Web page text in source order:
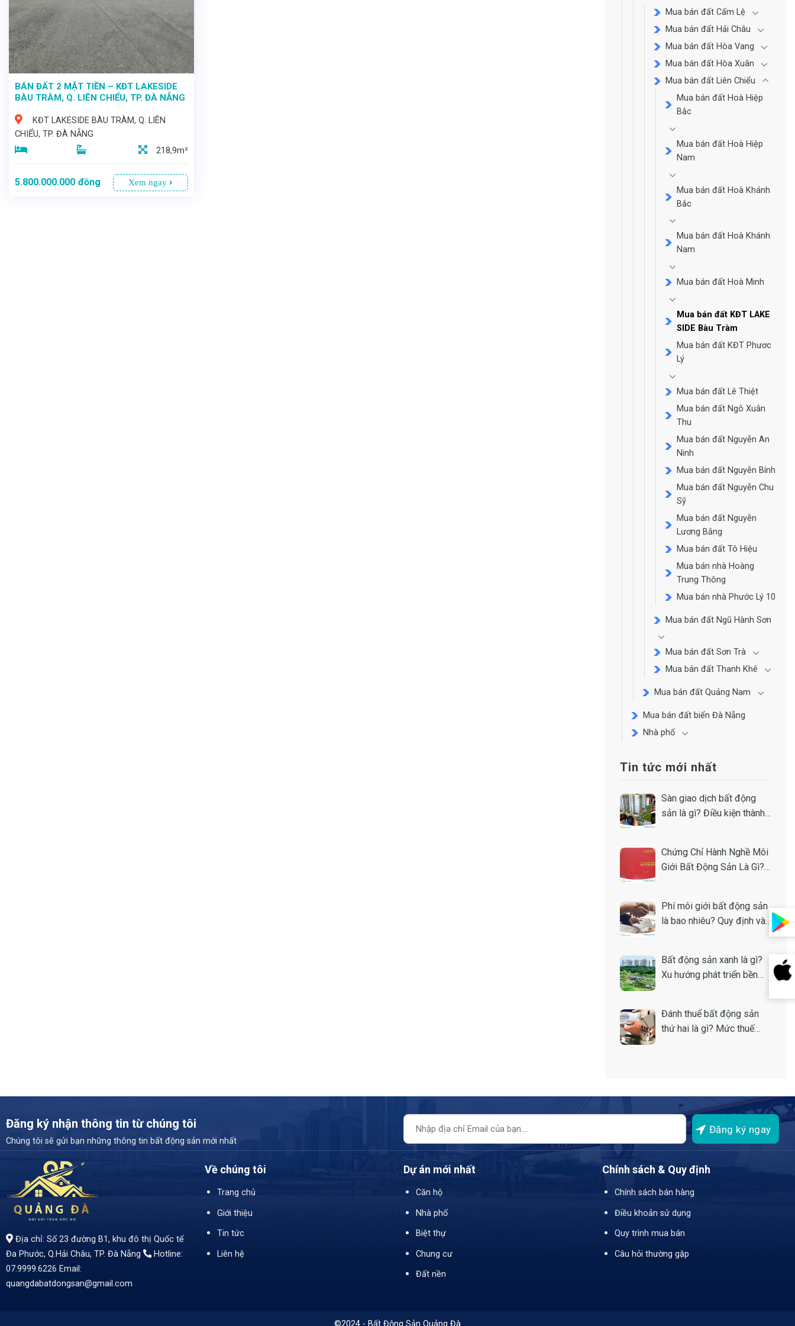
BÁN ĐẤT 2 MẶT TIỀN – KĐT LAKESIDE
BÀU TRÀM, Q. LIÊN CHIỂU, TP. ĐÀ NẴNG
KĐT LAKESIDE BÀU TRÀM, Q. LIÊN
CHIỂU, TP. ĐÀ NẴNG
218,9m²
5.800.000.000 đồng Xem ngay
Mua bán đất Cẩm Lệ
Mua bán đất Hải Châu
Mua bán đất Hòa Vang
Mua bán đất Hòa Xuân
Mua bán đất Liên Chiểu
Mua bán đất Hoà Hiệp
Bắc
Mua bán đất Hoà Hiệp
Nam
Mua bán đất Hoà Khánh
Bắc
Mua bán đất Hoà Khánh
Nam
Mua bán đất Hoà Minh
Mua bán đất KĐT LAKE
SIDE Bàu Tràm
Mua bán đất KĐT Phươc
Lý
Mua bán đất Lê Thiệt
Mua bán đất Ngô Xuân
Thu
Mua bán đất Nguyễn An
Ninh
Mua bán đất Nguyễn Bính
Mua bán đất Nguyễn Chu
Sỹ
Mua bán đất Nguyễn
Lương Bằng
Mua bán đất Tô Hiệu
Mua bán nhà Hoàng
Trung Thông
Mua bán nhà Phước Lý 10
Mua bán đất Ngũ Hành Sơn
Mua bán đất Sơn Trà
Mua bán đất Thanh Khê
Mua bán đất Quảng Nam
Mua bán đất biển Đà Nẵng
Nhà phố
Tin tức mới nhất
Sàn giao dịch bất động
sản là gì? Điều kiện thành
Chứng Chỉ Hành Nghề Môi
Giới Bất Động Sản Là Gì?
Phí môi giới bất động sản
là bao nhiêu? Quy định và
Bất động sản xanh là gì?
Xu hướng phát triển bền
Đánh thuế bất động sản
thứ hai là gì? Mức thuế
Đăng ký nhận thông tin từ chúng tôi
Chúng tôi sẽ gửi bạn những thông tin bất động sản mới nhất
Địa chỉ: Số 23 đường B1, khu đô thị Quốc tế
Đa Phước, Q.Hải Châu, TP. Đà Nẵng
Hotline:
07.9999.6226 Email:
quangdabatdongsan@gmail.com
Về chúng tôi
Trang chủ
Giới thiệu
Tin tức
Liên hệ
Dự án mới nhất
Căn hộ
Nhà phố
Biệt thự
Chung cư
Đất nền
Chính sách & Quy định
Chính sách bán hàng
Điều khoản sử dụng
Quy trình mua bán
Câu hỏi thường gặp